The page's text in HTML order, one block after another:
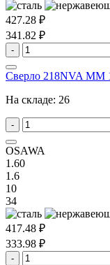
427.28 ₽
341.82 ₽
-
Сверло 218NVA MM
На складе: 26
-
OSAWA
1.60
1.6
10
34
417.48 ₽
333.98 ₽
-